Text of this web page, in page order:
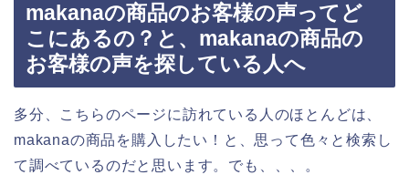
makanaの商品のお客様の声ってど
こにあるの？と、makanaの商品の
お客様の声を探している人へ
多分、こちらのページに訪れている人のほとんどは、
makanaの商品を購入したい！と、思って色々と検索し
て調べているのだと思います。でも、、、。